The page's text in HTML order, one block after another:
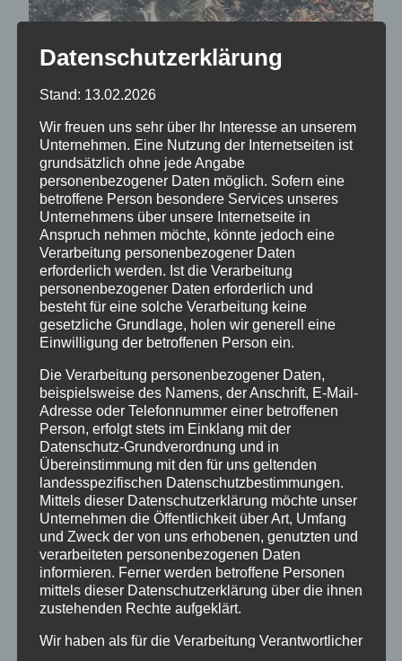
Cyrtopholis agilis
8,00€
Cyrtopholis
agilis
Menge
In den Warenkorb
Kategorie:unbestimmte Vogelspinnen
Ähnliche Produkte
Datenschutzerklärung
Stand: 13.02.2026
Wir freuen uns sehr über Ihr Interesse an unserem
Unternehmen. Eine Nutzung der Internetseiten ist
grundsätzlich ohne jede Angabe
personenbezogener Daten möglich. Sofern eine
betroffene Person besondere Services unseres
Unternehmens über unsere Internetseite in
Anspruch nehmen möchte, könnte jedoch eine
Verarbeitung personenbezogener Daten
erforderlich werden. Ist die Verarbeitung
personenbezogener Daten erforderlich und
besteht für eine solche Verarbeitung keine
gesetzliche Grundlage, holen wir generell eine
Einwilligung der betroffenen Person ein.
Die Verarbeitung personenbezogener Daten,
beispielsweise des Namens, der Anschrift, E-Mail-
Adresse oder Telefonnummer einer betroffenen
Person, erfolgt stets im Einklang mit der
Datenschutz-Grundverordnung und in
Übereinstimmung mit den für uns geltenden
landesspezifischen Datenschutzbestimmungen.
Mittels dieser Datenschutzerklärung möchte unser
Unternehmen die Öffentlichkeit über Art, Umfang
und Zweck der von uns erhobenen, genutzten und
verarbeiteten personenbezogenen Daten
informieren. Ferner werden betroffene Personen
mittels dieser Datenschutzerklärung über die ihnen
zustehenden Rechte aufgeklärt.
Wir haben als für die Verarbeitung Verantwortlicher